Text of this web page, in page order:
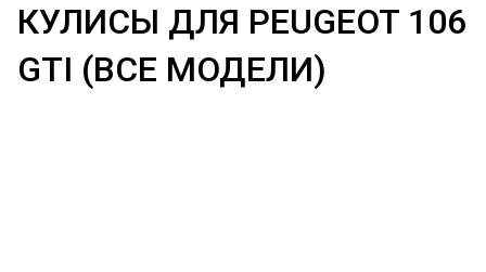
КУЛИСЫ ДЛЯ PEUGEOT 106
GTI (ВСЕ МОДЕЛИ)